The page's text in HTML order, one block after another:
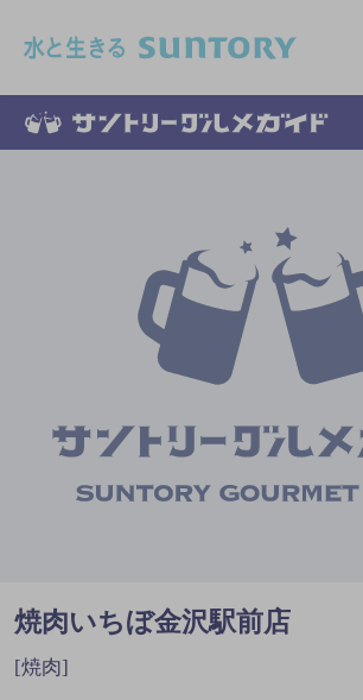
焼肉いちぼ金沢駅前店
[焼肉]